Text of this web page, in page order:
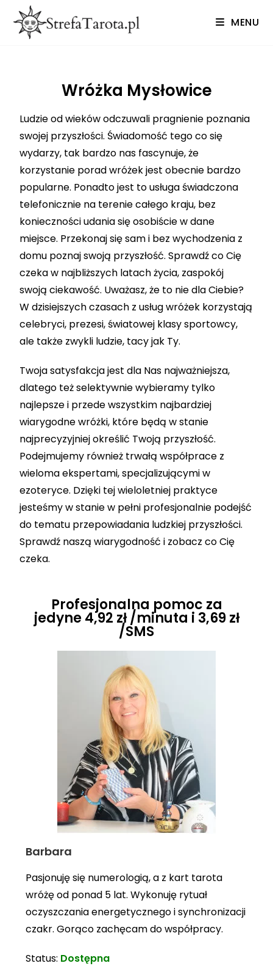
MENU
Wróżka Mysłowice
Ludzie od wieków odczuwali pragnienie poznania
swojej przyszłości. Świadomość tego co się
wydarzy, tak bardzo nas fascynuje, że
korzystanie porad wróżek jest obecnie bardzo
popularne. Ponadto jest to usługa świadczona
telefonicznie na terenie całego kraju, bez
konieczności udania się osobiście w dane
miejsce. Przekonaj się sam i bez wychodzenia z
domu poznaj swoją przyszłość. Sprawdź co Cię
czeka w najbliższych latach życia, zaspokój
swoją ciekawość. Uważasz, że to nie dla Ciebie?
W dzisiejszych czasach z usług wróżek korzystają
celebryci, prezesi, światowej klasy sportowcy,
ale także zwykli ludzie, tacy jak Ty.
Twoja satysfakcja jest dla Nas najważniejsza,
dlatego też selektywnie wybieramy tylko
najlepsze i przede wszystkim najbardziej
wiarygodne wróżki, które będą w stanie
najprecyzyjniej określić Twoją przyszłość.
Podejmujemy również trwałą współprace z
wieloma ekspertami, specjalizującymi w
ezoteryce. Dzięki tej wieloletniej praktyce
jesteśmy w stanie w pełni profesjonalnie podejść
do tematu przepowiadania ludzkiej przyszłości.
Sprawdź naszą wiarygodność i zobacz co Cię
czeka.
Profesjonalna pomoc za
jedyne 4,92 zł /minuta i 3,69 zł
/SMS
Barbara
Pasjonuję się numerologią, a z kart tarota
wróżę od ponad 5 lat. Wykonuję rytuał
oczyszczania energetycznego i synchronizacji
czakr. Gorąco zachęcam do współpracy.
Status: Dostępna